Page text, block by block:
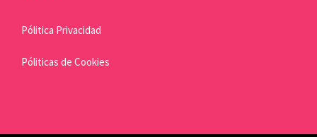
Pólitica Privacidad
Póliticas de Cookies